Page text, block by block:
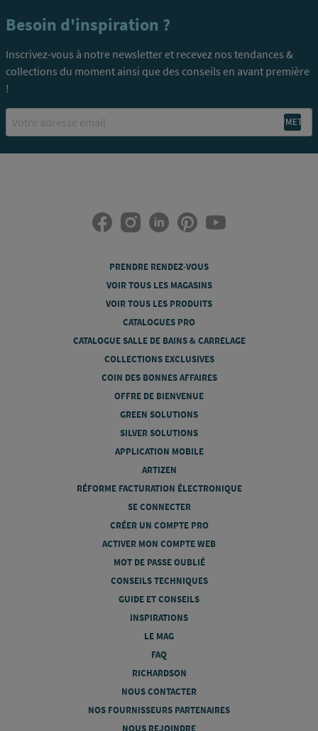
Besoin d'inspiration ?
Inscrivez-vous à notre newsletter et recevez nos tendances &
collections du moment ainsi que des conseils en avant première
!
PRENDRE RENDEZ-VOUS
VOIR TOUS LES MAGASINS
VOIR TOUS LES PRODUITS
CATALOGUES PRO
CATALOGUE SALLE DE BAINS & CARRELAGE
COLLECTIONS EXCLUSIVES
COIN DES BONNES AFFAIRES
OFFRE DE BIENVENUE
GREEN SOLUTIONS
SILVER SOLUTIONS
APPLICATION MOBILE
ARTIZEN
RÉFORME FACTURATION ÉLECTRONIQUE
SE CONNECTER
CRÉER UN COMPTE PRO
ACTIVER MON COMPTE WEB
MOT DE PASSE OUBLIÉ
CONSEILS TECHNIQUES
GUIDE ET CONSEILS
INSPIRATIONS
LE MAG
FAQ
RICHARDSON
NOUS CONTACTER
NOS FOURNISSEURS PARTENAIRES